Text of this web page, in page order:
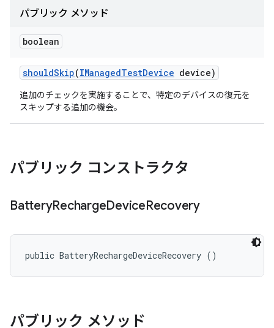
パブリック メソッド
boolean
shouldSkip(IManagedTestDevice device)
追加のチェックを実施することで、特定のデバイスの復元を
スキップする追加の機会。
パブリック コンストラクタ
BatteryRechargeDeviceRecovery
public BatteryRechargeDeviceRecovery ()
パブリック メソッド